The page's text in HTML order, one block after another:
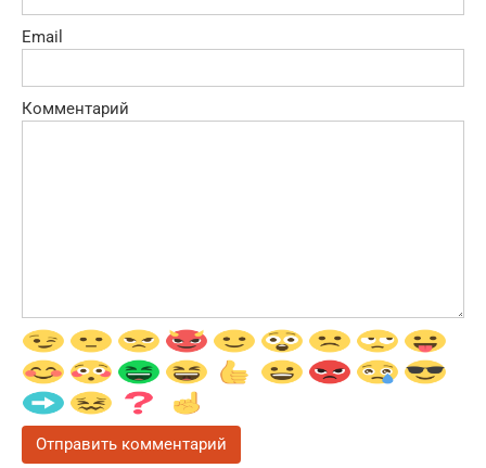
Email
Комментарий